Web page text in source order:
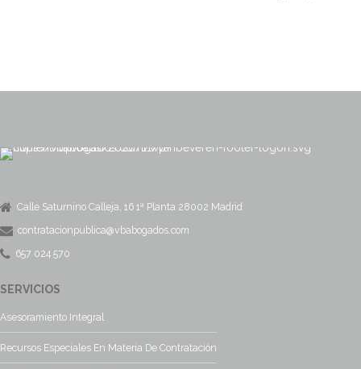
Calle Saturnino Calleja, 16 1ª Planta 28002 Madrid
contratacionpublica@vbabogados.com
657 024 570
SERVICIOS
Asesoramiento Integral
Recursos Especiales En Materia De Contratación